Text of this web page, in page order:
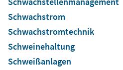
Schwachstrom
Schwachstromtechnik
Schweinehaltung
Schweißanlagen